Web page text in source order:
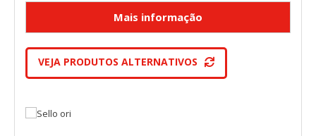
VEJA PRODUTOS ALTERNATIVOS